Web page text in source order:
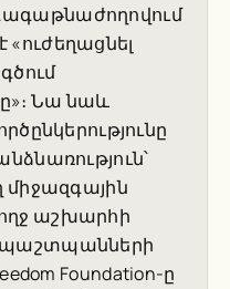
Նա նաև
միջազգային
աշխարհի
պաշտպանների
Foundation-ը